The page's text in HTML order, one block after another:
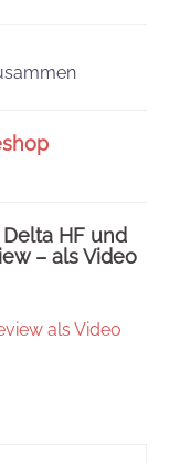
HF und
– als Video